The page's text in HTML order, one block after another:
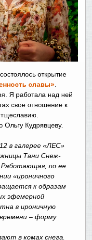
открытие
славы»
Я работала над ней
свое отношение к
Ольгу Кудрявцеву.
в галерее «ЛЕС»
Тани Снеж-
. Работающая, по ее
«ироничного
к образам
эфемерной
в ироничную
– форму
в комах снега.